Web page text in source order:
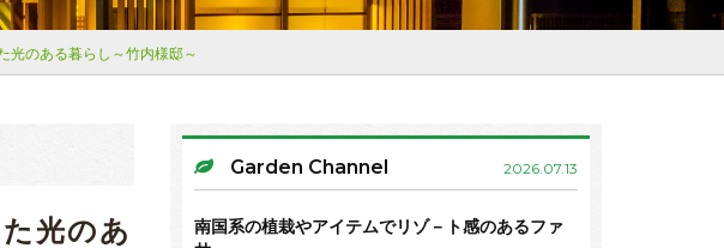
光のある暮らし～竹内様邸～
光のあ
Garden Channel 2026.07.13
南国系の植栽やアイテムでリゾ－ト感のあるファ